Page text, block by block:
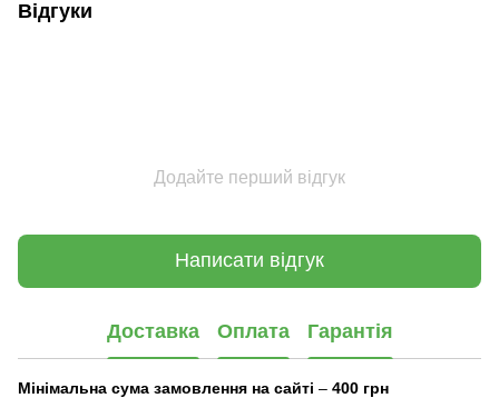
Відгуки
Додайте перший відгук
Написати відгук
Доставка Оплата Гарантія
Мінімальна сума замовлення на сайті – 400 грн